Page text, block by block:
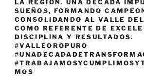
LA REGIÓN. UNA DÉCADA
SUEÑOS, FORMANDO
CONSOLIDANDO AL VALLE
COMO REFERENTE DE
DISCIPLINA Y RESULTADOS.
#VALLEOROPURO
MOS